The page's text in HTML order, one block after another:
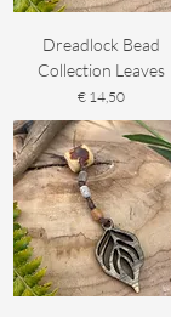
Dreadlock Bead
Collection Leaves
Prijs
€ 14,50